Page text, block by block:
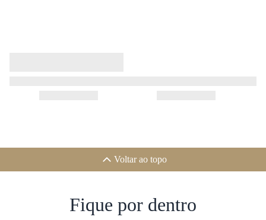
Voltar ao topo
Fique por dentro